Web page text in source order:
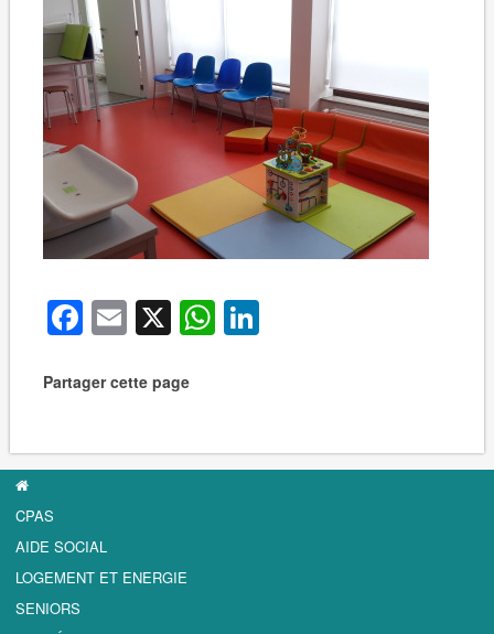
Facebook
Email
X WhatsApp
LinkedIn
Partager cette page
CPAS
AIDE SOCIAL
LOGEMENT ET ENERGIE
SENIORS